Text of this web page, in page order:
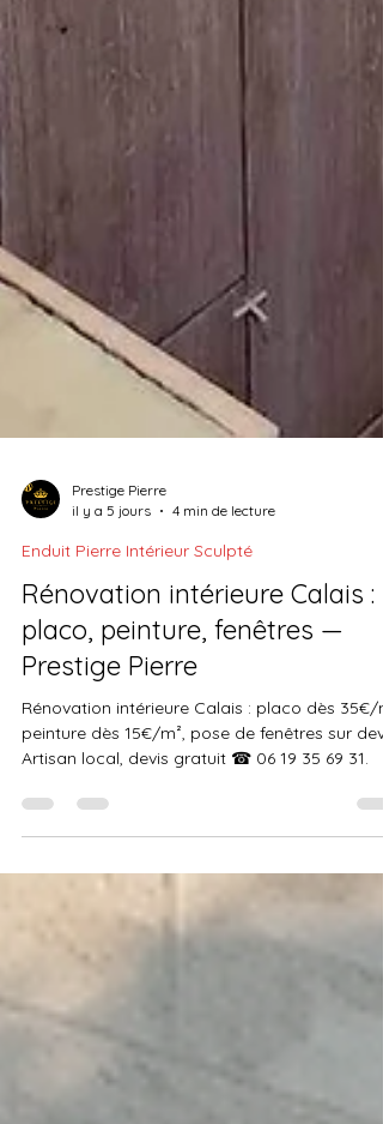
Prestige Pierre
Rénovation intérieure Calais :
Prestige Pierre
Rénovation intérieure Calais : placo dès 35€/
peinture dès 15€/m², pose de fenêtres sur
Artisan local, devis gratuit ☎ 06 19 35 69 31.